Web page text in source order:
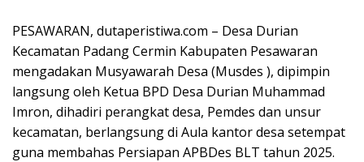
PESAWARAN, dutaperistiwa.com – Desa Durian
Kecamatan Padang Cermin Kabupaten Pesawaran
mengadakan Musyawarah Desa (Musdes ), dipimpin
langsung oleh Ketua BPD Desa Durian Muhammad
Imron, dihadiri perangkat desa, Pemdes dan unsur
kecamatan, berlangsung di Aula kantor desa setempat
guna membahas Persiapan APBDes BLT tahun 2025.